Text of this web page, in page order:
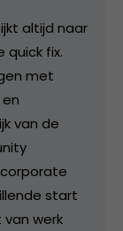
altijd naar
fix.
met
van de
start
werk